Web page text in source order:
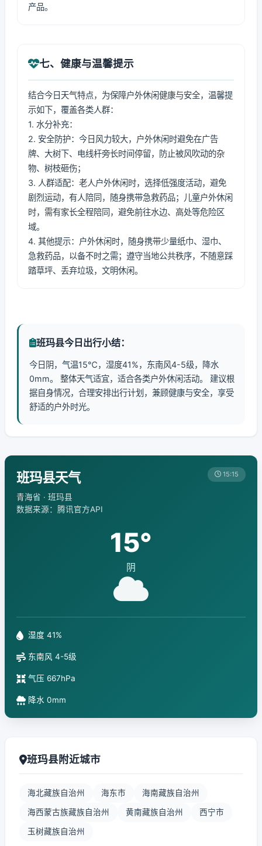
产品。
七、健康与温馨提示
结合今日天气特点，为保障户外休闲健康与安全，温馨提
示如下，覆盖各类人群：
1. 水分补充：
2. 安全防护：今日风力较大，户外休闲时避免在广告
牌、大树下、电线杆旁长时间停留，防止被风吹动的杂
物、树枝砸伤；
3. 人群适配：老人户外休闲时，选择低强度活动，避免
剧烈运动，有人陪同，随身携带急救药品；儿童户外休闲
时，需有家长全程陪同，避免前往水边、高处等危险区
域。
4. 其他提示：户外休闲时，随身携带少量纸巾、湿巾、
急救药品，以备不时之需；遵守当地公共秩序，不随意踩
踏草坪、丢弃垃圾，文明休闲。
班玛县今日出行小结：
今日阴，气温15℃，湿度41%，东南风4-5级，降水
0mm。 整体天气适宜，适合各类户外休闲活动。 建议根
据自身情况，合理安排出行计划，兼顾健康与安全，享受
舒适的户外时光。
班玛县天气
青海省 · 班玛县
数据来源：腾讯官方API
15:15
15°
阴
湿度 41%
东南风 4-5级
气压 667hPa
降水 0mm
班玛县附近城市
海北藏族自治州 海东市 海南藏族自治州
海西蒙古族藏族自治州 黄南藏族自治州 西宁市
玉树藏族自治州